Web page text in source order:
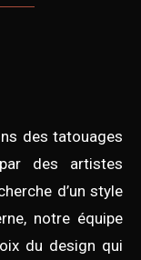
des tatouages
des artistes
d’un style
notre équipe
du design qui